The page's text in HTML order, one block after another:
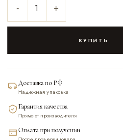
- +
КУПИТЬ
Доставка по РФ
Надежная упаковка
Гарантия качества
Прямо от производителя
Оплата при получении